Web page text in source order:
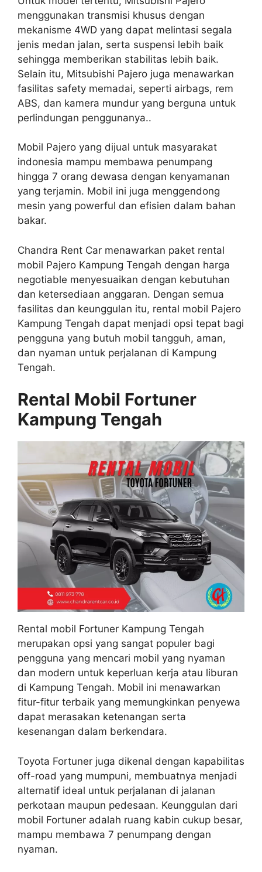
menggunakan transmisi khusus dengan
mekanisme 4WD yang dapat melintasi segala
jenis medan jalan, serta suspensi lebih baik
sehingga memberikan stabilitas lebih baik.
Selain itu, Mitsubishi Pajero juga menawarkan
fasilitas safety memadai, seperti airbags, rem
ABS, dan kamera mundur yang berguna untuk
perlindungan penggunanya..
Mobil Pajero yang dijual untuk masyarakat
indonesia mampu membawa penumpang
hingga 7 orang dewasa dengan kenyamanan
yang terjamin. Mobil ini juga menggendong
mesin yang powerful dan efisien dalam bahan
bakar.
Chandra Rent Car menawarkan paket rental
mobil Pajero Kampung Tengah dengan harga
negotiable menyesuaikan dengan kebutuhan
dan ketersediaan anggaran. Dengan semua
fasilitas dan keunggulan itu, rental mobil Pajero
Kampung Tengah dapat menjadi opsi tepat bagi
pengguna yang butuh mobil tangguh, aman,
dan nyaman untuk perjalanan di Kampung
Tengah.
Rental Mobil Fortuner
Kampung Tengah
Rental mobil Fortuner Kampung Tengah
merupakan opsi yang sangat populer bagi
pengguna yang mencari mobil yang nyaman
dan modern untuk keperluan kerja atau liburan
di Kampung Tengah. Mobil ini menawarkan
fitur-fitur terbaik yang memungkinkan penyewa
dapat merasakan ketenangan serta
kesenangan dalam berkendara.
Toyota Fortuner juga dikenal dengan kapabilitas
off-road yang mumpuni, membuatnya menjadi
alternatif ideal untuk perjalanan di jalanan
perkotaan maupun pedesaan. Keunggulan dari
mobil Fortuner adalah ruang kabin cukup besar,
mampu membawa 7 penumpang dengan
nyaman.